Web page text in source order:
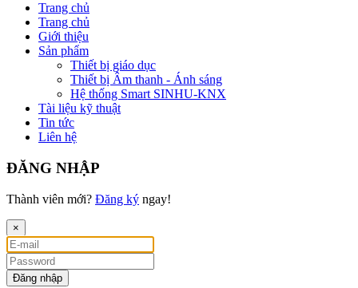
Trang chủ
Trang chủ
Giới thiệu
Sản phẩm
Thiết bị giáo dục
Thiết bị Âm thanh - Ánh sáng
Hệ thống Smart SINHU-KNX
Tài liệu kỹ thuật
Tin tức
Liên hệ
ĐĂNG NHẬP
Thành viên mới? Đăng ký ngay!
×
Đăng nhập